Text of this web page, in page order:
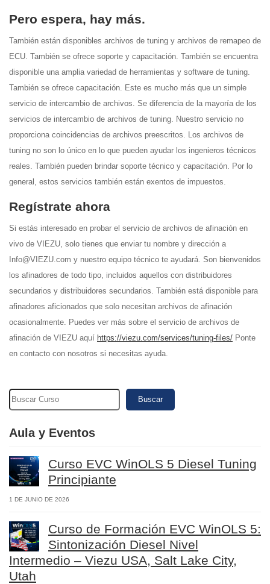
Pero espera, hay más.
También están disponibles archivos de tuning y archivos de remapeo de
ECU. También se ofrece soporte y capacitación. También se encuentra
disponible una amplia variedad de herramientas y software de tuning.
También se ofrece capacitación. Este es mucho más que un simple
servicio de intercambio de archivos. Se diferencia de la mayoría de los
servicios de intercambio de archivos de tuning. Nuestro servicio no
proporciona coincidencias de archivos preescritos. Los archivos de
tuning no son lo único en lo que pueden ayudar los ingenieros técnicos
reales. También pueden brindar soporte técnico y capacitación. Por lo
general, estos servicios también están exentos de impuestos.
Regístrate ahora
Si estás interesado en probar el servicio de archivos de afinación en
vivo de VIEZU, solo tienes que enviar tu nombre y dirección a
Info@VIEZU.com y nuestro equipo técnico te ayudará. Son bienvenidos
los afinadores de todo tipo, incluidos aquellos con distribuidores
secundarios y distribuidores secundarios. También está disponible para
afinadores aficionados que solo necesitan archivos de afinación
ocasionalmente. Puedes ver más sobre el servicio de archivos de
afinación de VIEZU aquí https://viezu.com/services/tuning-files/ Ponte
en contacto con nosotros si necesitas ayuda.
Buscar
Aula y Eventos
Curso EVC WinOLS 5 Diesel Tuning
Principiante
1 DE JUNIO DE 2026
Curso de Formación EVC WinOLS 5:
Sintonización Diesel Nivel
Intermedio – Viezu USA, Salt Lake City,
Utah